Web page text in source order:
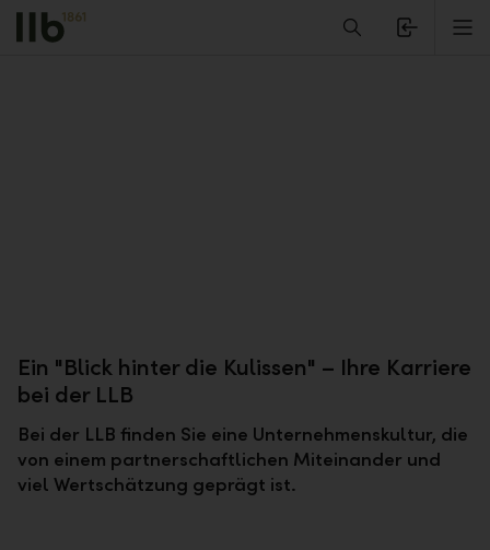
Alerts.Headline
Ein "Blick hinter die Kulissen" – Ihre Karriere
bei der LLB
Bei der LLB finden Sie eine Unternehmenskultur, die
von einem partnerschaftlichen Miteinander und
viel Wertschätzung geprägt ist.